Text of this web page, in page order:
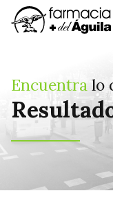
Encuentra lo